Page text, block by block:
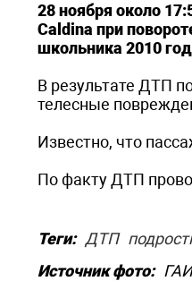
28 ноября около
Caldina при
школьника 2010
В результате ДТП
телесные
Известно, что
По факту ДТП
Теги: ДТП
Источник фото: